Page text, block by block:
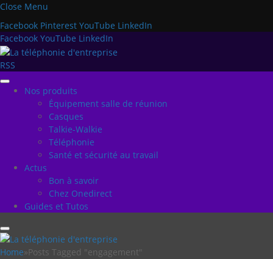
Close Menu
Facebook Pinterest YouTube LinkedIn
Facebook YouTube LinkedIn
RSS
Nos produits
Équipement salle de réunion
Casques
Talkie-Walkie
Téléphonie
Santé et sécurité au travail
Actus
Bon à savoir
Chez Onedirect
Guides et Tutos
Home»Posts Tagged "engagement"